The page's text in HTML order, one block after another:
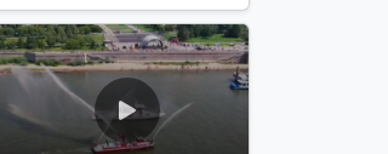
виверровым котом